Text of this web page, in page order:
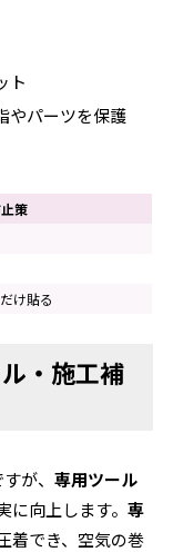
ト
やパーツを保護
策
け貼る
・施工補
すが、専用ツール
に向上します。専
着でき、空気の巻